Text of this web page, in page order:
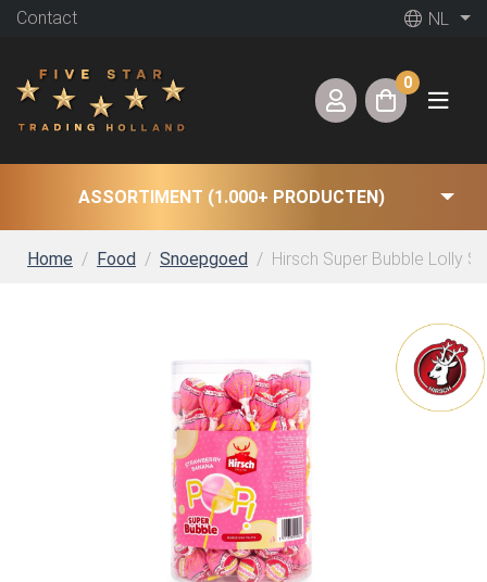
Contact NL
0
ASSORTIMENT (1.000+ PRODUCTEN)
Home Food Snoepgoed Hirsch Super Bubble Lolly